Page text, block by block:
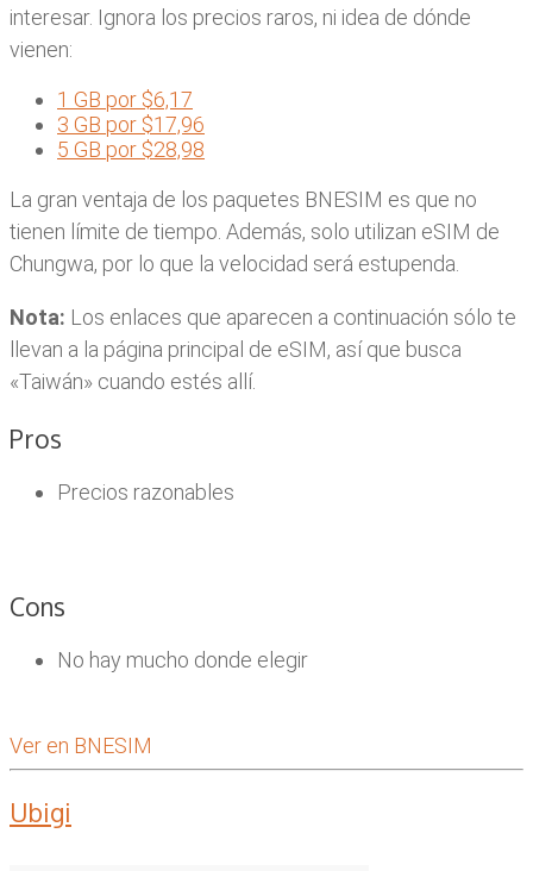
interesar. Ignora los precios raros, ni idea de dónde
vienen:
1 GB por $6,17
3 GB por $17,96
5 GB por $28,98
La gran ventaja de los paquetes BNESIM es que no
tienen límite de tiempo. Además, solo utilizan eSIM de
Chungwa, por lo que la velocidad será estupenda.
Nota: Los enlaces que aparecen a continuación sólo te
llevan a la página principal de eSIM, así que busca
«Taiwán» cuando estés allí.
Pros
Precios razonables
Cons
No hay mucho donde elegir
Ver en BNESIM
Ubigi